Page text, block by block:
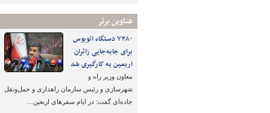
عناوین برتر
۷۳۸۰ دستگاه اتوبوس
برای جابه‌جایی زائران
اربعین به‌ کارگیری شد
معاون وزیر راه و
شهرسازی و رئیس سازمان راهداری و حمل‌ونقل
جاده‌ای گفت: در ایام سفرهای اربعین…